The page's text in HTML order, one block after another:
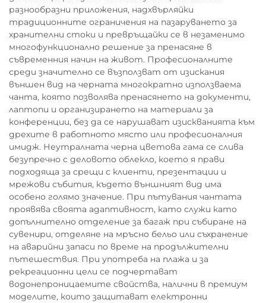
разнообразни приложения, надхвърляйки
традиционните ограничения на пазаруването за
хранителни стоки и превръщайки се в незаменимо
многофункционално решение за пренасяне в
съвременния начин на живот. Професионалните
среди значително се възползват от изискания
външен вид на черната многократно използваема
чанта, която позволява пренасянето на документи,
лаптопи и организирането на материали за
конференции, без да се нарушават изискванията към
дрехите в работното място или професионалния
имидж. Неутралната черна цветова гама се слива
безупречно с деловото облекло, което я прави
подходяща за срещи с клиенти, презентации и
мрежови събития, където външният вид има
особено голямо значение. При пътувания чантата
проявява своята адаптивност, като служи като
допълнително отделение за багаж при събиране на
сувенири, отделяне на мръсно бельо или съхранение
на аварийни запаси по време на продължителни
пътешествия. При употреба на плажа и за
рекреационни цели се подчертават
водонепроницаемите свойства, налични в премиум
моделите, които защитават електронни